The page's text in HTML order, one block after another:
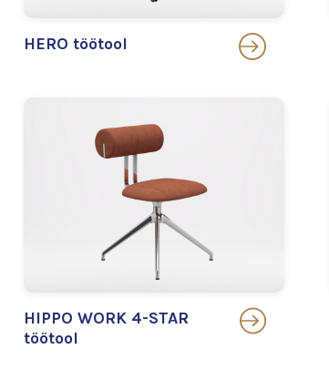
HERO töötool
HIPPO WORK 4-STAR
töötool